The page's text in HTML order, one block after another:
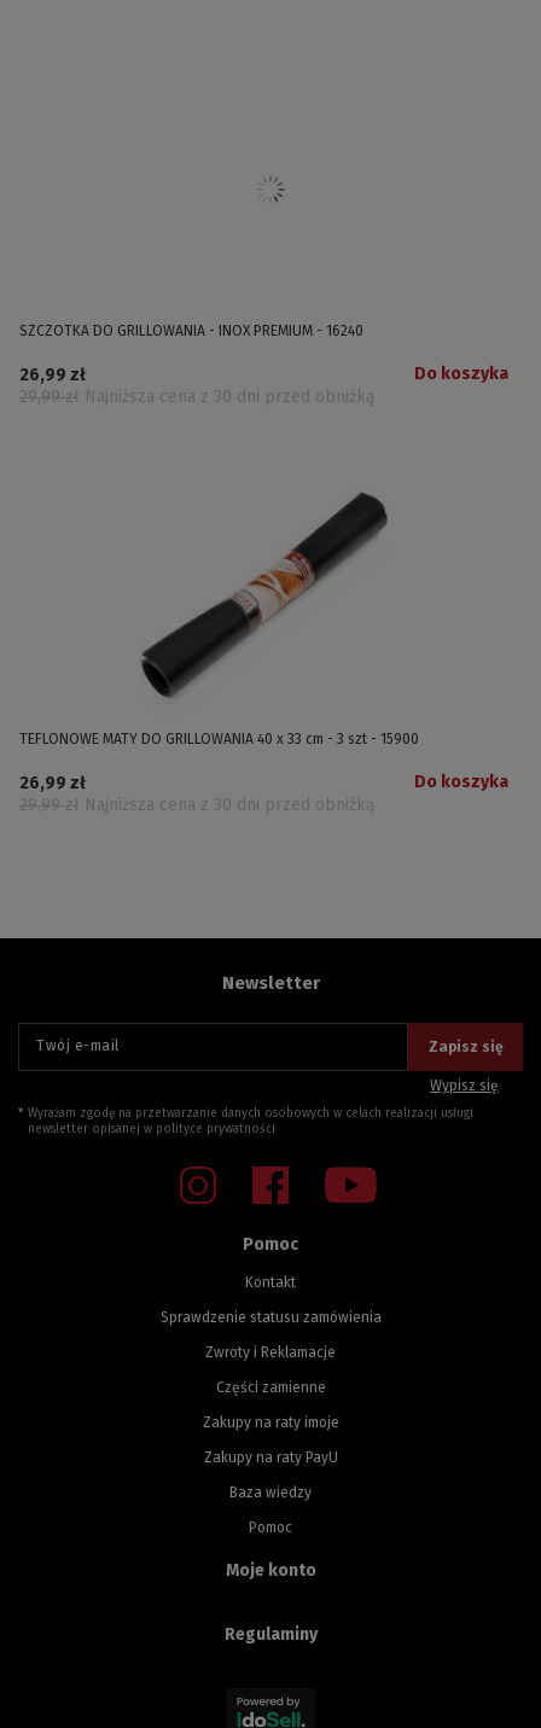
SZCZOTKA DO GRILLOWANIA - INOX PREMIUM - 16240
26,99 zł
29,99 zł Najniższa cena z 30 dni przed obniżką
Do koszyka
TEFLONOWE MATY DO GRILLOWANIA 40 x 33 cm - 3 szt - 15900
26,99 zł
29,99 zł Najniższa cena z 30 dni przed obniżką
Do koszyka
Pomoc
Kontakt
Sprawdzenie statusu zamówienia
Zwroty i Reklamacje
Części zamienne
Zakupy na raty imoje
Zakupy na raty PayU
Baza wiedzy
Pomoc
Moje konto
Regulaminy
Newsletter
Twój e-mail Zapisz się
Wypisz się
Wyrażam zgodę na przetwarzanie danych osobowych w celach realizacji usługi
newsletter opisanej w polityce prywatności